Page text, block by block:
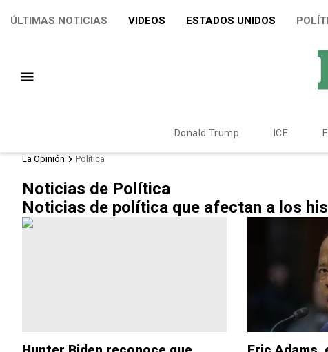
ÚLTIMAS NOTICIAS VIDEOS ESTADOS UNIDOS
Donald Trump ICE
La Opinión Política
Noticias de Política
Noticias de política que afectan a los